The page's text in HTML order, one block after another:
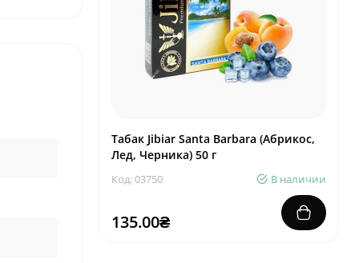
Табак Jibiar Santa Barbara (Абрикос,
Лед, Черника) 50 г
Код: 03750 В наличии
135.00₴